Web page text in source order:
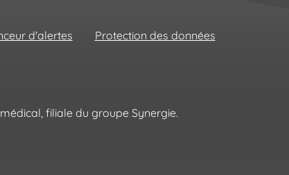
d'alertes Protection des données
filiale du groupe Synergie.